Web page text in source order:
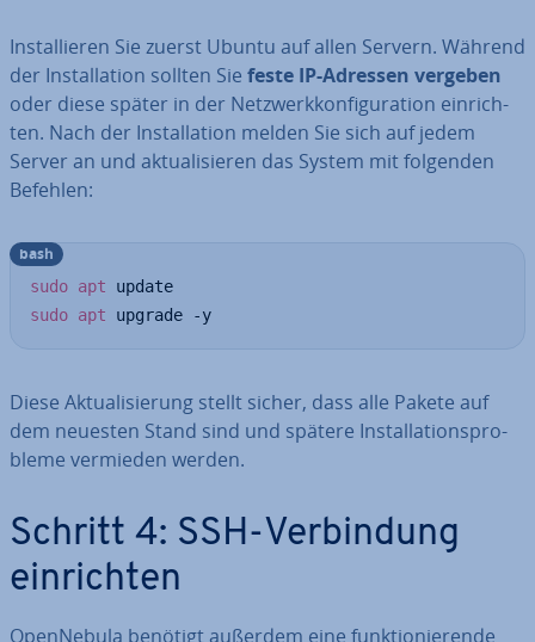
In­stal­lie­ren Sie zuerst Ubuntu auf allen Servern. Während
der In­stal­la­ti­on sollten Sie feste IP-Adressen vergeben
oder diese später in der Netz­werk­kon­fi­gu­ra­ti­on ein­rich­
ten. Nach der In­stal­la­ti­on melden Sie sich auf jedem
Server an und ak­tua­li­sie­ren das System mit folgenden
Befehlen:
sudo apt
sudo apt upgrade -y
bash
Diese Ak­tua­li­sie­rung stellt sicher, dass alle Pakete auf
dem neuesten Stand sind und spätere In­stal­la­ti­ons­pro­
ble­me vermieden werden.
Schritt 4: SSH-Ver­bin­dung
ein­rich­ten
Open­Ne­bu­la benötigt außerdem eine funk­tio­nie­ren­de